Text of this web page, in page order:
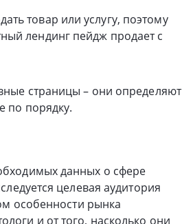
товар или услугу, поэтому
лендинг пейдж продает с
страницы – они определяют
по порядку.
данных о сфере
целевая аудитория
особенности рынка
и от того, насколько они